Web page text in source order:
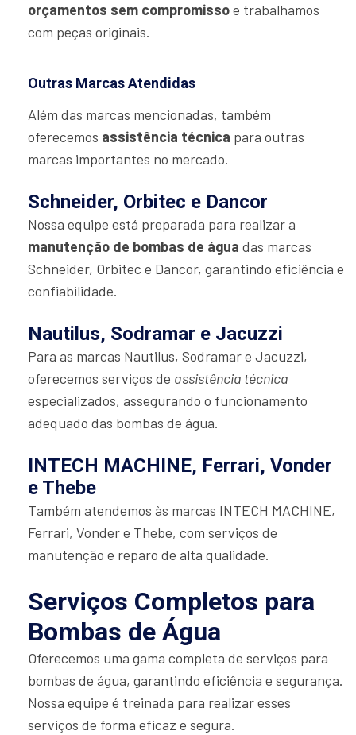
orçamentos sem compromissoe trabalhamos
com peças originais.
Outras Marcas Atendidas
Além das marcas mencionadas, também
oferecemos assistência técnica para outras
marcas importantes no mercado.
Schneider, Orbitec e Dancor
Nossa equipe está preparada para realizar a
manutenção de bombas de água das marcas
Schneider, Orbitec e Dancor, garantindo eficiência e
confiabilidade.
Nautilus, Sodramar e Jacuzzi
Para as marcas Nautilus, Sodramar e Jacuzzi,
oferecemos serviços de assistência técnica
especializados, assegurando o funcionamento
adequado das bombas de água.
INTECH MACHINE, Ferrari, Vonder
e Thebe
Também atendemos às marcas INTECH MACHINE,
Ferrari, Vonder e Thebe, com serviços de
manutenção e reparo de alta qualidade.
Serviços Completos para
Bombas de Água
Oferecemos uma gama completa de serviços para
bombas de água, garantindo eficiência e segurança.
Nossa equipe é treinada para realizar esses
serviços de forma eficaz e segura.